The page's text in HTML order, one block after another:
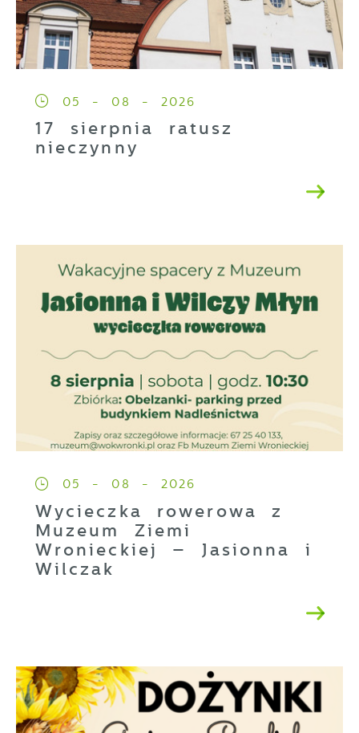
05 - 08 - 2026
17 sierpnia ratusz
nieczynny
05 - 08 - 2026
Wycieczka rowerowa z
Muzeum Ziemi
Wronieckiej – Jasionna i
Wilczak